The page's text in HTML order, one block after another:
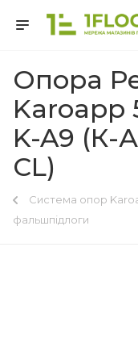
Опора
Karoapp
K-A9 (К-
CL)
Система опор
фальшпідлоги